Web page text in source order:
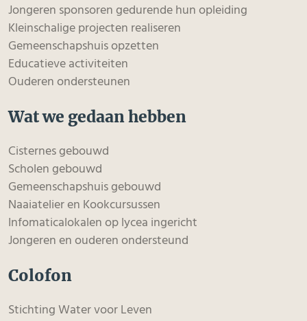
Jongeren sponsoren gedurende hun opleiding
Kleinschalige projecten realiseren
Gemeenschapshuis opzetten
Educatieve activiteiten
Ouderen ondersteunen
Wat we gedaan hebben
Cisternes gebouwd
Scholen gebouwd
Gemeenschapshuis gebouwd
Naaiatelier en Kookcursussen
Infomaticalokalen op lycea ingericht
Jongeren en ouderen ondersteund
Colofon
Stichting Water voor Leven